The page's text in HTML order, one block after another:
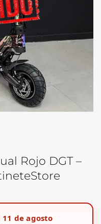
Rojo DGT –
11 de agosto